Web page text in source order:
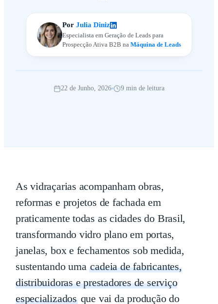
Por Julia Diniz
Especialista em Geração de Leads para
Prospecção Ativa B2B na Máquina de Leads
22 de Junho, 2026 9 min de leitura
As vidraçarias acompanham obras,
reformas e projetos de fachada em
praticamente todas as cidades do Brasil,
transformando vidro plano em portas,
janelas, box e fechamentos sob medida,
sustentando uma cadeia de fabricantes,
distribuidoras e prestadores de serviço
especializados que vai da produção do